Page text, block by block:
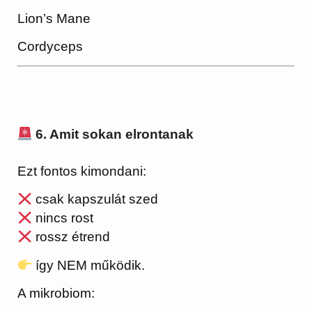
Lion’s Mane
Cordyceps
6. Amit sokan elrontanak
Ezt fontos kimondani:
csak kapszulát szed
nincs rost
rossz étrend
így NEM működik.
A mikrobiom: